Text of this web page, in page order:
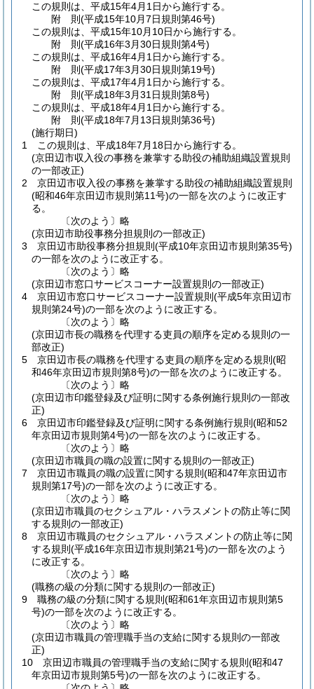
この規則は、平成15年4月1日から施行する。
附 則(平成15年10月7日規則第46号)
この規則は、平成15年10月10日から施行する。
附 則(平成16年3月30日規則第4号)
この規則は、平成16年4月1日から施行する。
附 則(平成17年3月30日規則第19号)
この規則は、平成17年4月1日から施行する。
附 則(平成18年3月31日規則第8号)
この規則は、平成18年4月1日から施行する。
附 則(平成18年7月13日規則第36号)
(施行期日)
1
この規則は、平成18年7月18日から施行する。
(京田辺市収入役の事務を兼掌する助役の補助組織設置規則
の一部改正)
2
京田辺市収入役の事務を兼掌する助役の補助組織設置規則
(昭和46年京田辺市規則第11号)の一部を次のように改正す
る。
〔次のよう〕略
(京田辺市助役事務分担規則の一部改正)
3
京田辺市助役事務分担規則 (平成10年京田辺市規則第35号)
の一部を次のように改正する。
〔次のよう〕略
(京田辺市窓口サービスコーナー設置規則の一部改正)
4
京田辺市窓口サービスコーナー設置規則 (平成5年京田辺市
規則第24号)の一部を次のように改正する。
〔次のよう〕略
(京田辺市長の職務を代理する吏員の順序を定める規則の一
部改正)
5
京田辺市長の職務を代理する吏員の順序を定める規則 (昭
和46年京田辺市規則第8号)の一部を次のように改正する。
〔次のよう〕略
(京田辺市印鑑登録及び証明に関する条例施行規則の一部改
正)
6
京田辺市印鑑登録及び証明に関する条例施行規則 (昭和52
年京田辺市規則第4号)の一部を次のように改正する。
〔次のよう〕略
(京田辺市職員の職の設置に関する規則の一部改正)
7
京田辺市職員の職の設置に関する規則 (昭和47年京田辺市
規則第17号)の一部を次のように改正する。
〔次のよう〕略
(京田辺市職員のセクシュアル・ハラスメントの防止等に関
する規則の一部改正)
8
京田辺市職員のセクシュアル・ハラスメントの防止等に関
する規則 (平成16年京田辺市規則第21号)の一部を次のよう
に改正する。
〔次のよう〕略
(職務の級の分類に関する規則の一部改正)
9
職務の級の分類に関する規則 (昭和61年京田辺市規則第5
号)の一部を次のように改正する。
〔次のよう〕略
(京田辺市職員の管理職手当の支給に関する規則の一部改
正)
10
京田辺市職員の管理職手当の支給に関する規則 (昭和47
年京田辺市規則第5号)の一部を次のように改正する。